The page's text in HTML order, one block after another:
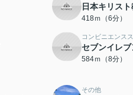
日本キリス
418ｍ（6分）
コンビニエンス
セブンイレ
584ｍ（8分）
その他